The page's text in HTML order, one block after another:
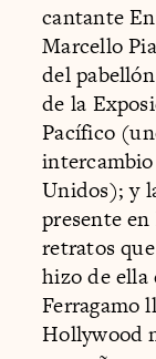
cantante
Marcello
del
de la
Pacífico
Unidos); y
presente
retratos
hizo de ella
Ferragamo
Hollywood